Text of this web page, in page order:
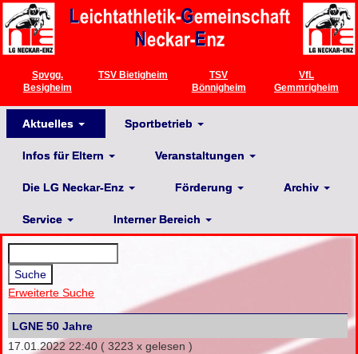
Spvgg.
Besigheim
TSV Bietigheim
TSV
Bönnigheim
VfL
Gemmrigheim
Aktuelles Sportbetrieb
Infos für Eltern Veranstaltungen
Die LG Neckar-Enz Förderung Archiv
Service Interner Bereich
Erweiterte Suche
LGNE 50 Jahre
17.01.2022 22:40 ( 3223 x gelesen )